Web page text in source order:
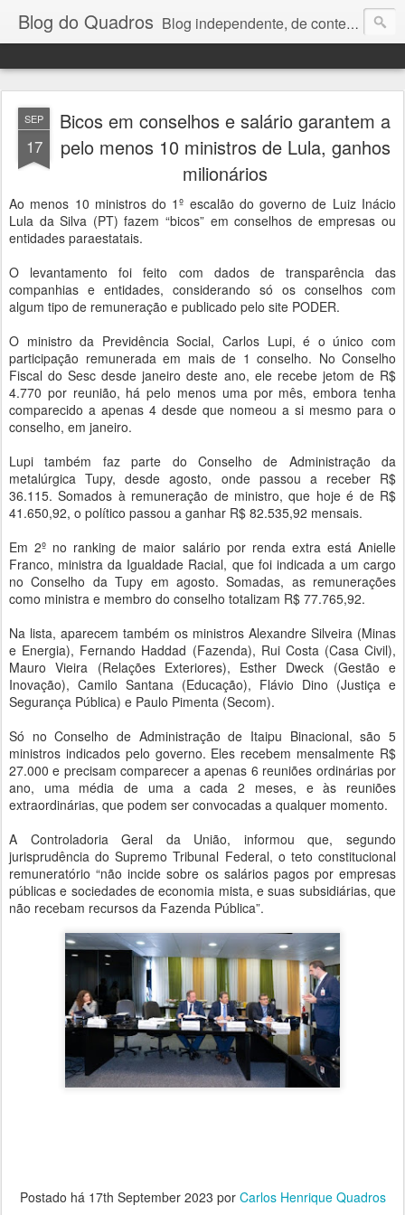
Blog do Quadros Blog independente, de conteúdo noticioso, com foco em economia, negócios, política e atualidades. e-mail do editor: chquadros2@gmail.com
SEP
17
Bicos em conselhos e salário garantem a
pelo menos 10 ministros de Lula, ganhos
milionários
Ao menos 10 ministros do 1º escalão do governo de Luiz Inácio
Lula da Silva (PT) fazem “bicos” em conselhos de empresas ou
entidades paraestatais.
O levantamento foi feito com dados de transparência das
companhias e entidades, considerando só os conselhos com
algum tipo de remuneração e publicado pelo site PODER.
O ministro da Previdência Social, Carlos Lupi, é o único com
participação remunerada em mais de 1 conselho. No Conselho
Fiscal do Sesc desde janeiro deste ano, ele recebe jetom de R$
4.770 por reunião, há pelo menos uma por mês, embora tenha
comparecido a apenas 4 desde que nomeou a si mesmo para o
conselho, em janeiro.
Lupi também faz parte do Conselho de Administração da
metalúrgica Tupy, desde agosto, onde passou a receber R$
36.115. Somados à remuneração de ministro, que hoje é de R$
41.650,92, o político passou a ganhar R$ 82.535,92 mensais.
Em 2º no ranking de maior salário por renda extra está Anielle
Franco, ministra da Igualdade Racial, que foi indicada a um cargo
no Conselho da Tupy em agosto. Somadas, as remunerações
como ministra e membro do conselho totalizam R$ 77.765,92.
Na lista, aparecem também os ministros Alexandre Silveira (Minas
e Energia), Fernando Haddad (Fazenda), Rui Costa (Casa Civil),
Mauro Vieira (Relações Exteriores), Esther Dweck (Gestão e
Inovação), Camilo Santana (Educação), Flávio Dino (Justiça e
Segurança Pública) e Paulo Pimenta (Secom).
Só no Conselho de Administração de Itaipu Binacional, são 5
ministros indicados pelo governo. Eles recebem mensalmente R$
27.000 e precisam comparecer a apenas 6 reuniões ordinárias por
ano, uma média de uma a cada 2 meses, e às reuniões
extraordinárias, que podem ser convocadas a qualquer momento.
A Controladoria Geral da União, informou que, segundo
jurisprudência do Supremo Tribunal Federal, o teto constitucional
remuneratório “não incide sobre os salários pagos por empresas
públicas e sociedades de economia mista, e suas subsidiárias, que
não recebam recursos da Fazenda Pública”.
Postado há 17th September 2023 por Carlos Henrique Quadros